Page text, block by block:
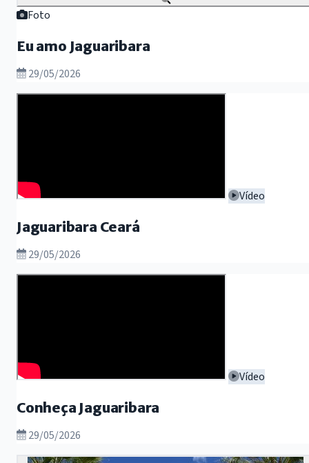
Foto
Eu amo Jaguaribara
29/05/2026
Vídeo
Jaguaribara Ceará
29/05/2026
Vídeo
Conheça Jaguaribara
29/05/2026